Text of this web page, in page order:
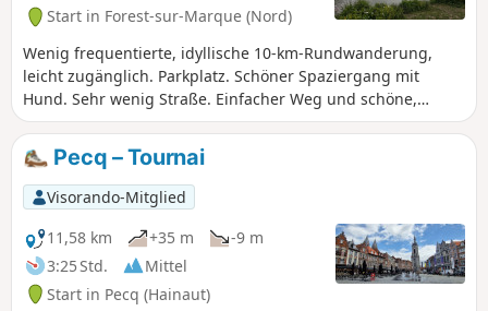
Start in Forest-sur-Marque (Nord)
Wenig frequentierte, idyllische 10-km-Rundwanderung,
leicht zugänglich. Parkplatz. Schöner Spaziergang mit
Hund. Sehr wenig Straße. Einfacher Weg und schöne,
ruhige Landschaft.
Pecq – Tournai
Visorando-Mitglied
11,58 km
+35 m
-9 m
3:25 Std.
Mittel
Start in Pecq (Hainaut)